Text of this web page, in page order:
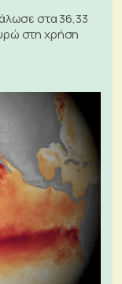
στα 36,33
στη χρήση